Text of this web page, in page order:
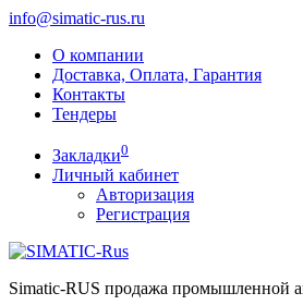
info@simatic-rus.ru
О компании
Доставка, Оплата, Гарантия
Контакты
Тендеры
Закладки0
Личный кабинет
Авторизация
Регистрация
Simatic-RUS продажа промышленной